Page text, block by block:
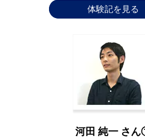
体験記を見る
河田 純一 さ